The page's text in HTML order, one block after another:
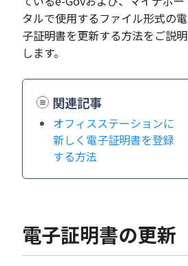
タルで使用するファイル形式の電
子証明書を更新する方法をご説明
します。
関連記事
オフィスステーションに
新しく電子証明書を登録
する方法
電子証明書の更新